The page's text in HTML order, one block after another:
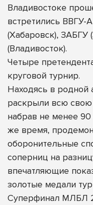
Владивостоке
встретились ВВГУ-
(Хабаровск), ЗАБГУ
(Владивосток).
Четыре
круговой турнир.
Находясь в родной
раскрыли всю свою
набрав не менее
же время,
оборонительные
соперниц на
впечатляющие
золотые медали
Суперфинал МЛБЛ